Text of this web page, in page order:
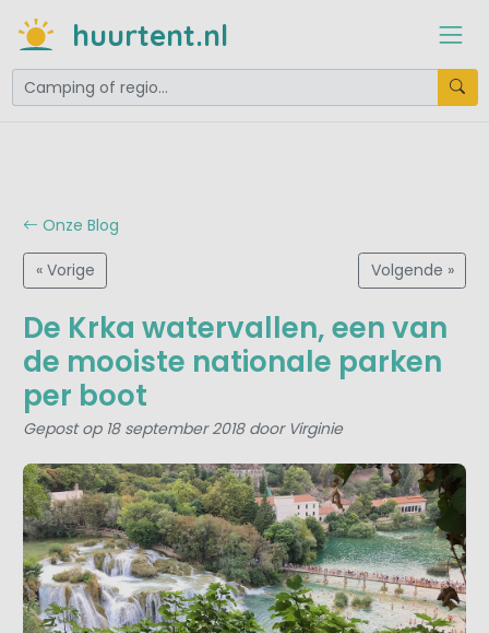
huurtent.nl
Onze Blog
« Vorige Volgende »
De Krka watervallen, een van
de mooiste nationale parken
per boot
Gepost op 18 september 2018 door Virginie